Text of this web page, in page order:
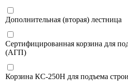
Дополнительная (вторая) лестница
Сертифицированная корзина для
(АГП)
Корзина КС-250Н для подъема